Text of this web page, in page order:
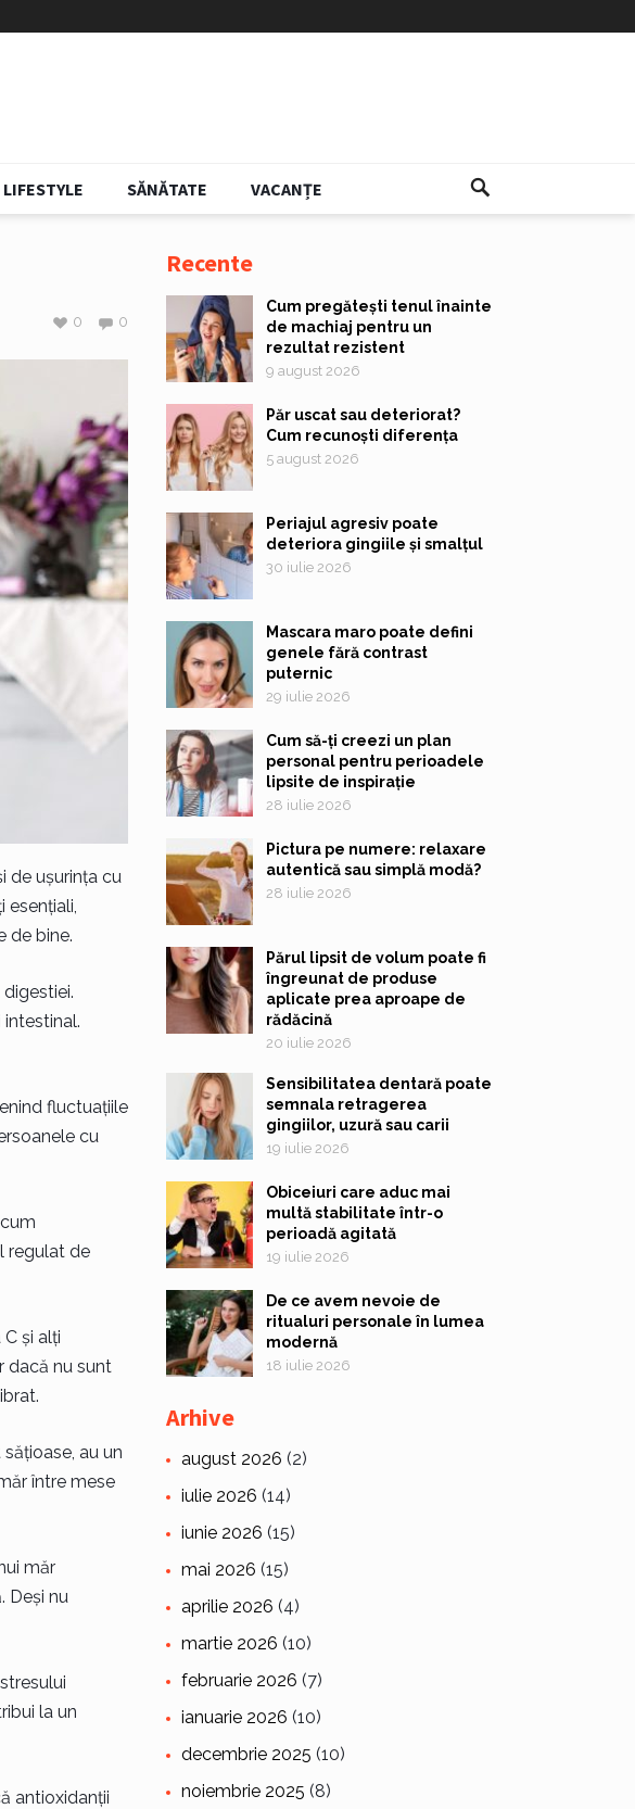
LIFESTYLE SĂNĂTATE VACANȚE
0
0
de ușurința cu
esențiali,
de bine.
fluctuațiile
cu
regulat de
și alți
dacă nu sunt
au un
între mese
măr
Deși nu
la un
antioxidanții
Recente
Cum pregătești tenul înainte
de machiaj pentru un
rezultat rezistent
9 august 2026
Păr uscat sau deteriorat?
Cum recunoști diferența
5 august 2026
Periajul agresiv poate
deteriora gingiile și smalțul
30 iulie 2026
Mascara maro poate defini
genele fără contrast
puternic
29 iulie 2026
Cum să-ți creezi un plan
personal pentru perioadele
lipsite de inspirație
28 iulie 2026
Pictura pe numere: relaxare
autentică sau simplă modă?
28 iulie 2026
Părul lipsit de volum poate fi
îngreunat de produse
aplicate prea aproape de
rădăcină
20 iulie 2026
Sensibilitatea dentară poate
semnala retragerea
gingiilor, uzură sau carii
19 iulie 2026
Obiceiuri care aduc mai
multă stabilitate într-o
perioadă agitată
19 iulie 2026
De ce avem nevoie de
ritualuri personale în lumea
modernă
18 iulie 2026
Arhive
august 2026 (2)
iulie 2026 (14)
iunie 2026 (15)
mai 2026 (15)
aprilie 2026 (4)
martie 2026 (10)
februarie 2026 (7)
ianuarie 2026 (10)
decembrie 2025 (10)
noiembrie 2025 (8)